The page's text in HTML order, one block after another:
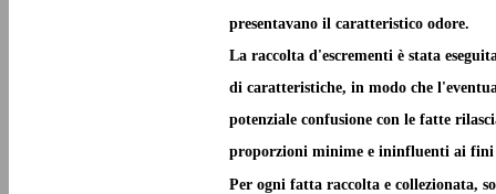
presentavano il caratteristico odore.
La raccolta d'escrementi è stata
di caratteristiche, in modo che
potenziale confusione con le fatte
proporzioni minime e ininfluenti ai fini
Per ogni fatta raccolta e collezionata,